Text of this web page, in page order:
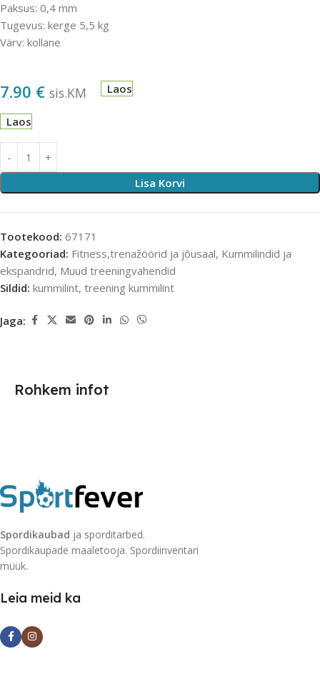
Paksus: 0,4 mm
Tugevus: kerge 5,5 kg
Värv: kollane
7.90 € sis.KM Laos
Laos
Lisa Korvi
Tootekood: 67171
Kategooriad: Fitness,trenažöörid ja jõusaal, Kummilindid ja
ekspandrid, Muud treeningvahendid
Sildid: kummilint, treening kummilint
Jaga:
Rohkem infot
Spordikaubad ja sporditarbed.
Spordikaupade maaletooja. Spordiinventari
müük.
Leia meid ka